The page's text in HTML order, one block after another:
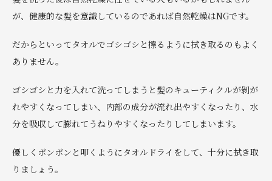
が、健康的な髪を意識しているのであれば自然乾燥はNGです。
だからといってタオルでゴシゴシと擦るように拭き取るのもよく
ありません。
ゴシゴシと力を入れて洗ってしまうと髪のキューティクルが剝が
れやすくなってしまい、内部の成分が流れ出やすくなったり、水
分を吸収して膨れてうねりやすくなったりしてしまいます。
優しくポンポンと叩くようにタオルドライをして、十分に拭き取
りましょう。